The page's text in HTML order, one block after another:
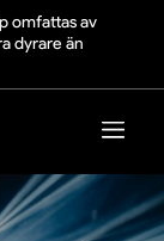
omfattas av
dyrare än